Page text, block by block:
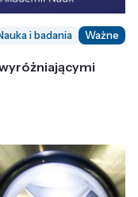
i badania Ważne